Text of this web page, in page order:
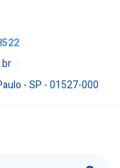
- SP - 01527-000